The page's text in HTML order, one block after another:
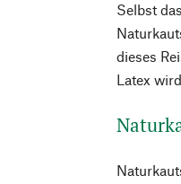
Selbst
dieses
Latex